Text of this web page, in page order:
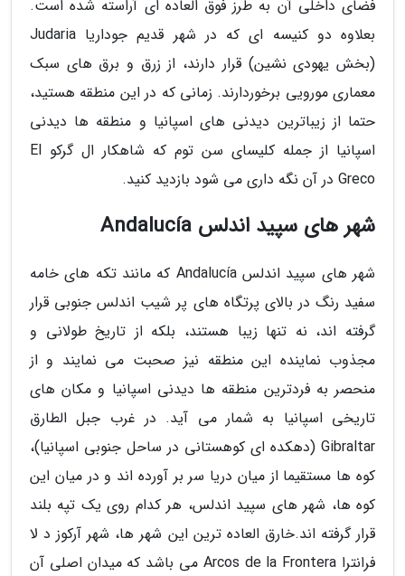
فضای داخلی آن به طرز فوق العاده ای آراسته شده است.
بعلاوه دو کنیسه ای که در شهر قدیم جوداریا Judaria
(بخش یهودی نشین) قرار دارند، از زرق و برق های سبک
معماری مورویی برخوردارند. زمانی که در این منطقه هستید،
حتما از زیباترین دیدنی های اسپانیا و منطقه ها دیدنی
اسپانیا از جمله کلیسای سن توم که شاهکار ال گرکو El
Greco در آن نگه داری می شود بازدید کنید.
شهر های سپید اندلس Andalucía
شهر های سپید اندلس Andalucía که مانند تکه های خامه
سفید رنگ در بالای پرتگاه های پر شیب اندلس جنوبی قرار
گرفته اند، نه تنها زیبا هستند، بلکه از تاریخ طولانی و
مجذوب نماینده این منطقه نیز صحبت می نمایند و از
منحصر به فردترین منطقه ها دیدنی اسپانیا و مکان های
تاریخی اسپانیا به شمار می آید. در غرب جبل الطارق
Gibraltar (دهکده ای کوهستانی در ساحل جنوبی اسپانیا)،
کوه ها مستقیما از میان دریا سر بر آورده اند و در میان این
کوه ها، شهر های سپید اندلس، هر کدام روی یک تپه بلند
قرار گرفته اند.خارق العاده ترین این شهر ها، شهر آرکوز د لا
فرانترا Arcos de la Frontera می باشد که میدان اصلی آن